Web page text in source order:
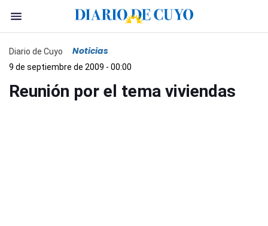
Diario de Cuyo Noticias
9 de septiembre de 2009 - 00:00
Reunión por el tema viviendas